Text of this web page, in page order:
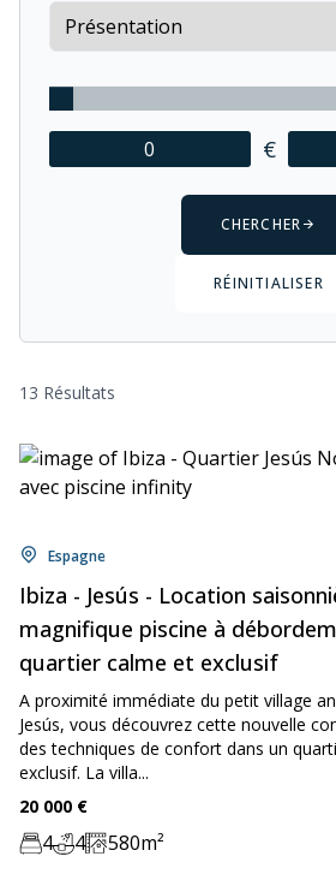
Sort by
€
CHERCHER
RÉINITIALISER
13 Résultats
Location:
Espagne
Ibiza - Jesús - Location
magnifique piscine à
quartier calme et exclusif
A proximité immédiate du petit village
Jesús, vous découvrez cette nouvelle
des techniques de confort dans un
exclusif. La villa...
Price:
20 000 €
Chambre:
4Bathrooms:
4Zone:
580m²